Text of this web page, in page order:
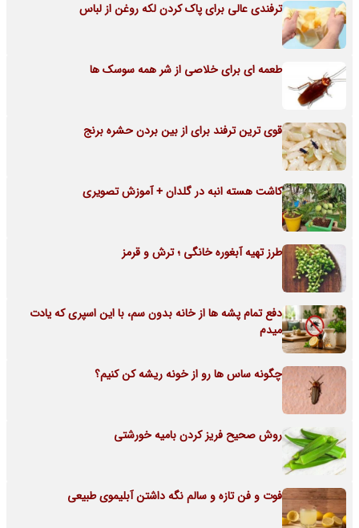
ترفندی عالی برای پاک کردن لکه روغن از لباس
طعمه ای برای خلاصی از شر همه سوسک ها
قوی ترین ترفند برای از بین بردن حشره برنج
کاشت هسته انبه در گلدان + آموزش تصویری
طرز تهیه آبغوره خانگی ؛ ترش و قرمز
دفع تمام پشه ها از خانه بدون سم، با این اسپری که یادت
میدم
چگونه ساس ها رو از خونه ریشه کن کنیم؟
روش صحیح فریز کردن بامیه خورشتی
فوت و فن تازه و سالم نگه داشتن آبلیموی طبیعی